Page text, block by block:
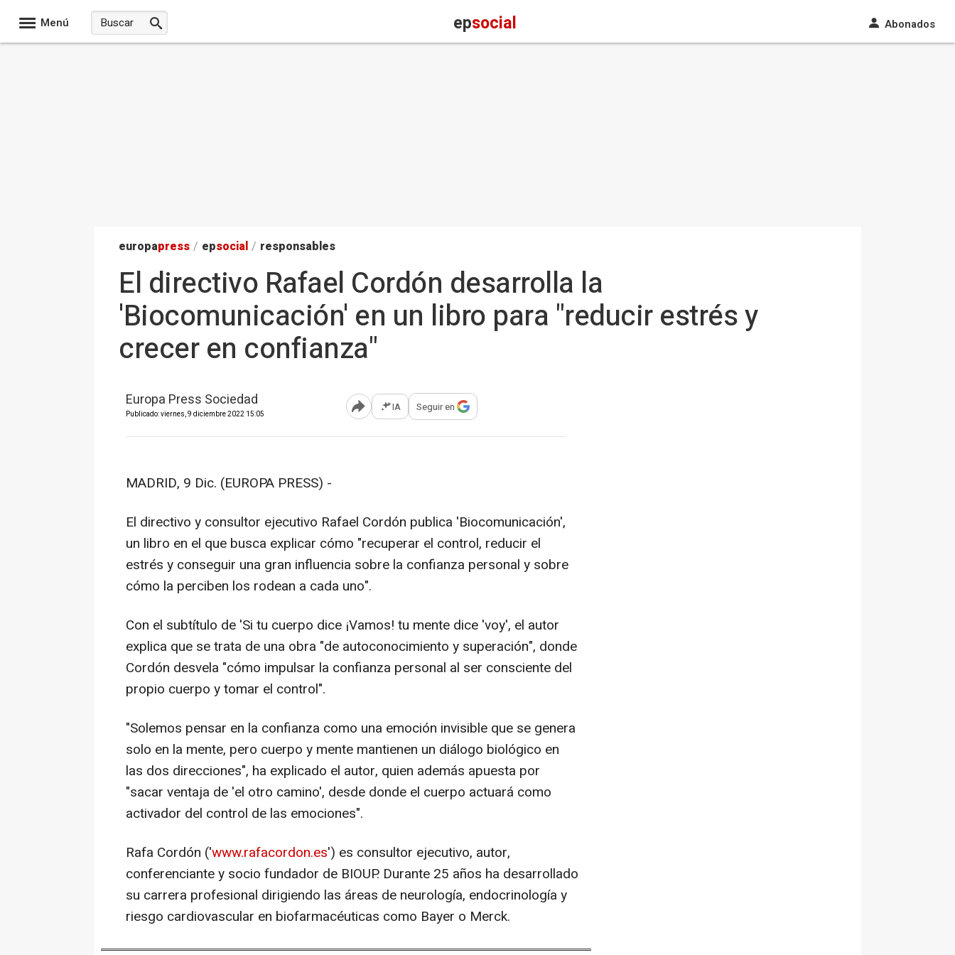
Menú epsocial Abonados
europapress / epsocial / responsables
El directivo Rafael Cordón desarrolla la
'Biocomunicación' en un libro para "reducir estrés y
crecer en confianza"
Europa Press Sociedad
Publicado: viernes, 9 diciembre 2022 15:05 Abrir opciones para compartir
IA Seguir en
MADRID, 9 Dic. (EUROPA PRESS) -
El directivo y consultor ejecutivo Rafael Cordón publica 'Biocomunicación',
un libro en el que busca explicar cómo "recuperar el control, reducir el
estrés y conseguir una gran influencia sobre la confianza personal y sobre
cómo la perciben los rodean a cada uno".
Con el subtítulo de 'Si tu cuerpo dice ¡Vamos! tu mente dice 'voy', el autor
explica que se trata de una obra "de autoconocimiento y superación", donde
Cordón desvela "cómo impulsar la confianza personal al ser consciente del
propio cuerpo y tomar el control".
"Solemos pensar en la confianza como una emoción invisible que se genera
solo en la mente, pero cuerpo y mente mantienen un diálogo biológico en
las dos direcciones", ha explicado el autor, quien además apuesta por
"sacar ventaja de 'el otro camino', desde donde el cuerpo actuará como
activador del control de las emociones".
Rafa Cordón ('www.rafacordon.es') es consultor ejecutivo, autor,
conferenciante y socio fundador de BIOUP. Durante 25 años ha desarrollado
su carrera profesional dirigiendo las áreas de neurología, endocrinología y
riesgo cardiovascular en biofarmacéuticas como Bayer o Merck.